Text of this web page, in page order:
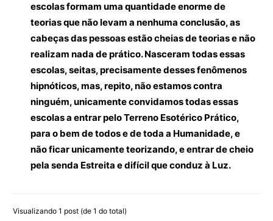
escolas formam uma quantidade enorme de
teorias que não levam a nenhuma conclusão, as
cabeças das pessoas estão cheias de teorias e não
realizam nada de prático. Nasceram todas essas
escolas, seitas, precisamente desses fenômenos
hipnóticos, mas, repito, não estamos contra
ninguém, unicamente convidamos todas essas
escolas a entrar pelo Terreno Esotérico Prático,
para o bem de todos e de toda a Humanidade, e
não ficar unicamente teorizando, e entrar de cheio
pela senda Estreita e difícil que conduz à Luz.
Visualizando 1 post (de 1 do total)